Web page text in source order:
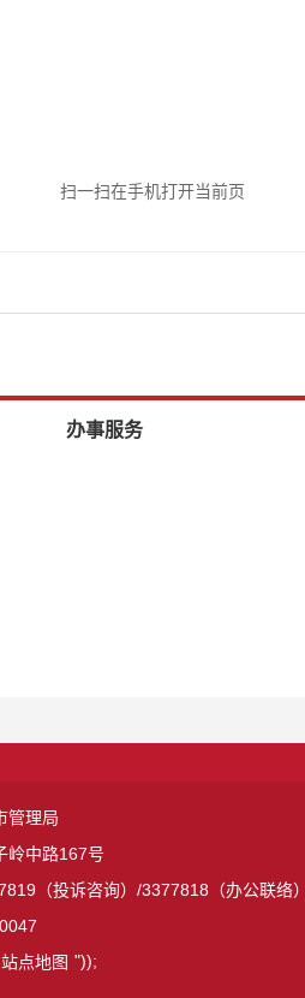
扫一扫在手机打开当前页
办事服务
管理局
岭中路167号
（投诉咨询）/3377818（办公联络）
站点地图 "));